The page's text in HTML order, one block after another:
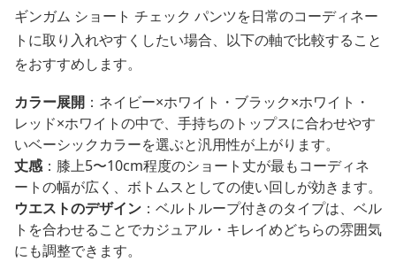
ギンガム ショート チェック パンツを日常のコーディネー
トに取り入れやすくしたい場合、以下の軸で比較すること
をおすすめします。
カラー展開 ：ネイビー×ホワイト・ブラック×ホワイト・
レッド×ホワイトの中で、手持ちのトップスに合わせやす
いベーシックカラーを選ぶと汎用性が上がります。
丈感：膝上5〜10cm程度のショート丈が最もコーディネ
ートの幅が広く、ボトムスとしての使い回しが効きます。
ウエストのデザイン ：ベルトループ付きのタイプは、ベル
トを合わせることでカジュアル・キレイめどちらの雰囲気
にも調整できます。